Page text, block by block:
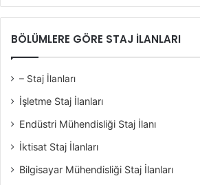
BÖLÜMLERE GÖRE STAJ İLANLARI
– Staj İlanları
İşletme Staj İlanları
Endüstri Mühendisliği Staj İlanı
İktisat Staj İlanları
Bilgisayar Mühendisliği Staj İlanları